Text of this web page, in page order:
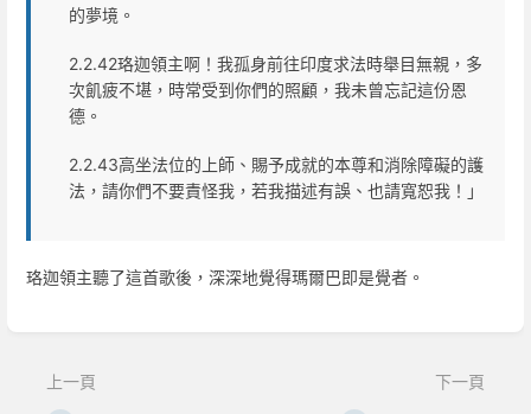
的夢境。
2.2.42珞迦領主啊！我孤身前往印度求法時舉目無親，多
次飢疲不堪，時常受到你們的照顧，我未曾忘記這份恩
德。
2.2.43高坐法位的上師、賜予成就的本尊和消除障礙的護
法，請你們不要責怪我，若我描述有誤、也請寬恕我！」
珞迦領主聽了這首歌後，深深地覺得瑪爾巴即是覺者。
上一頁 下一頁